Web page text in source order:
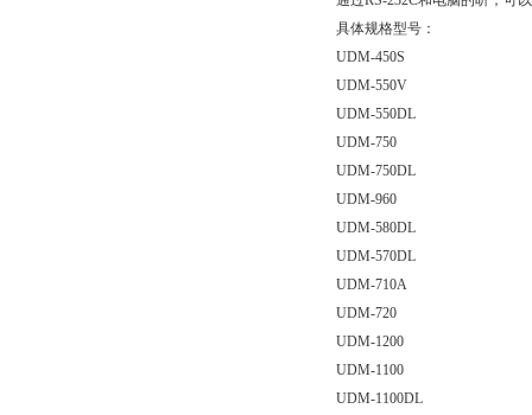
具体规格型号：
UDM-450S
UDM-550V
UDM-550DL
UDM-750
UDM-750DL
UDM-960
UDM-580DL
UDM-570DL
UDM-710A
UDM-720
UDM-1200
UDM-1100
UDM-1100DL